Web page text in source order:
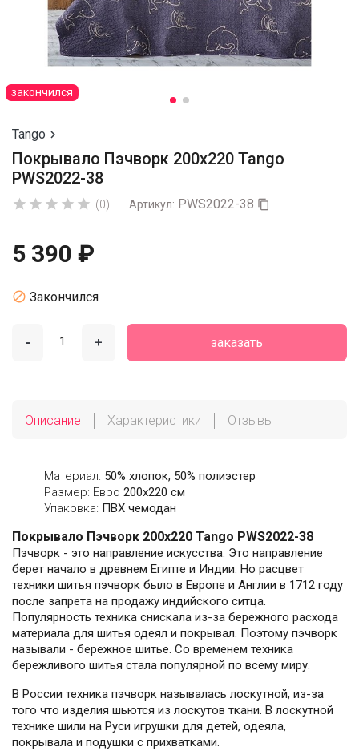
закончился
Tango 
Покрывало Пэчворк 200х220 Tango
PWS2022-38
     (0) Артикул: PWS2022-38 
5 390 ₽
 Закончился
- + заказать
Описание Характеристики Отзывы
Материал: 50% хлопок, 50% полиэстер
Размер: Евро 200х220 см
Упаковка: ПВХ чемодан
Покрывало Пэчворк 200х220 Tango PWS2022-38
Пэчворк - это направление искусства. Это направление
берет начало в древнем Египте и Индии. Но расцвет
техники шитья пэчворк было в Европе и Англии в 1712 году
после запрета на продажу индийского ситца.
Популярность техника снискала из-за бережного расхода
материала для шитья одеял и покрывал. Поэтому пэчворк
называли - бережное шитье. Со временем техника
бережливого шитья стала популярной по всему миру.
В России техника пэчворк называлась лоскутной, из-за
того что изделия шьются из лоскутов ткани. В лоскутной
технике шили на Руси игрушки для детей, одеяла,
покрывала и подушки с прихватками.